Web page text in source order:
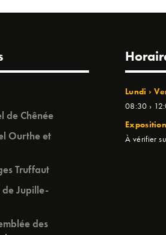
de Chênée
Ourthe et
Truffaut
de Jupille-
des
Lundi ›
08:30 ›
À vérifier